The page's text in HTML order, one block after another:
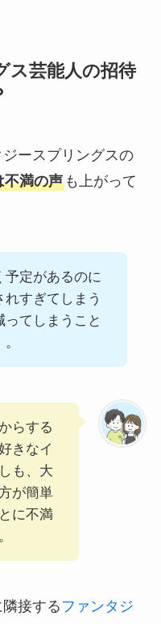
ス芸能人の招待
ースプリングスの
不満の声も上がって
予定があるのに
すぎてしまう
ってしまうこと
らする
きなイ
も、大
が簡単
に不満
接するファンタジ